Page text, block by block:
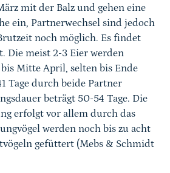
mit der Balz und gehen eine
ein, Partnerwechsel sind jedoch
noch möglich. Es findet
Die meist 2-3 Eier werden
Mitte April, selten bis Ende
Tage durch beide Partner
beträgt 50-54 Tage. Die
erfolgt vor allem durch das
werden noch bis zu acht
gefüttert (Mebs & Schmidt